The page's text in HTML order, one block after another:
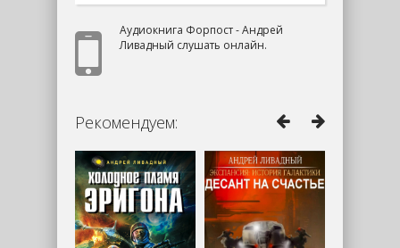
Аудиокнига Форпост - Андрей
Ливадный слушать онлайн.
Рекомендуем: